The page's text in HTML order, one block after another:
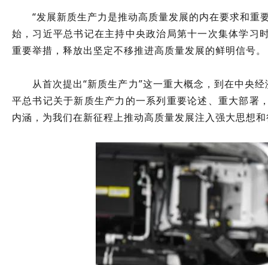
“发展新质生产力是推动高质量发展的内在要求和
始，习近平总书记在主持中央政治局第十一次集体学习
重要举措，释放出坚定不移推进高质量发展的鲜明信号。
从首次提出“新质生产力”这一重大概念，到在中央
平总书记关于新质生产力的一系列重要论述、重大部署
内涵，为我们在新征程上推动高质量发展注入强大思想